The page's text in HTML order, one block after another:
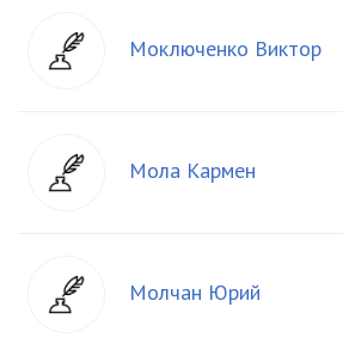
Моключенко Виктор
Мола Кармен
Молчан Юрий